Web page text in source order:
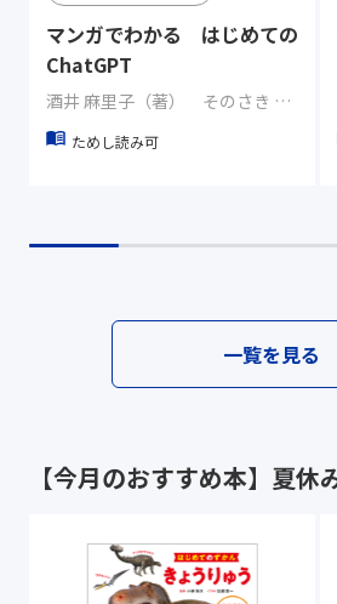
マンガでわかる はじめての
ChatGPT
酒井 麻里子（著） そのさき 都稀（その他）
ためし読み可
一覧を見る
【今月のおすすめ本】夏休